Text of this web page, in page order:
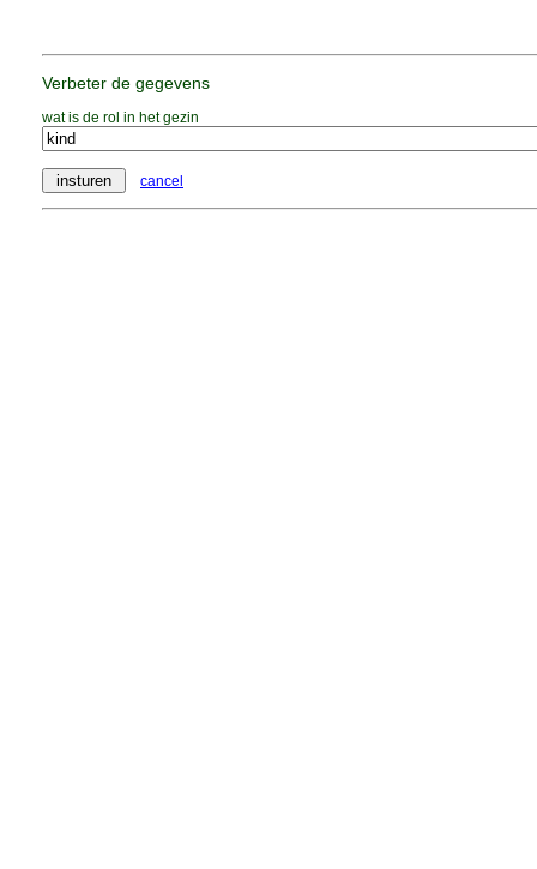
Verbeter de gegevens
wat is de rol in het gezin
cancel